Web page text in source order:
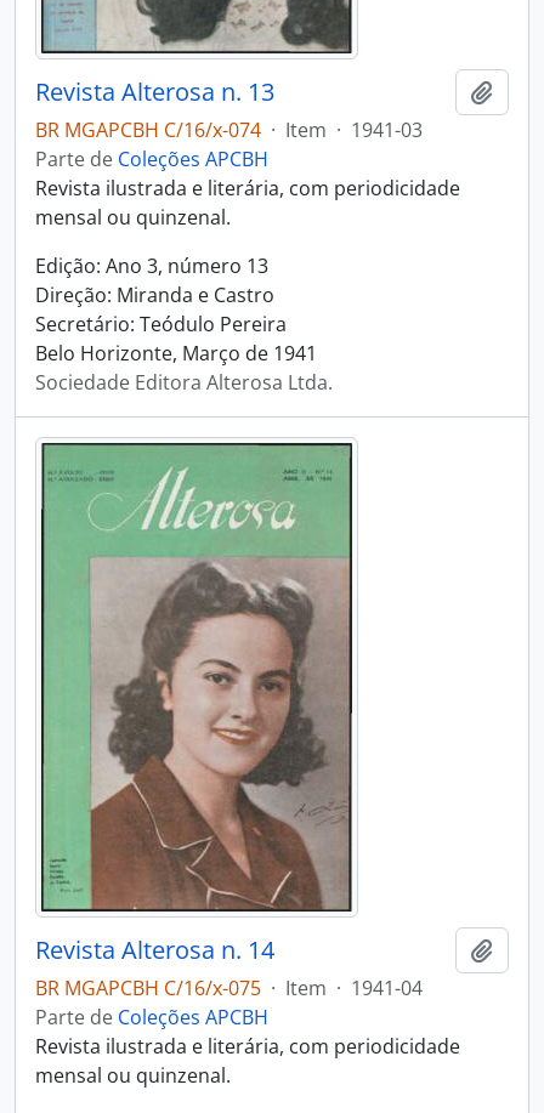
Revista Alterosa n. 13
BR MGAPCBH C/16/x-074 · Item · 1941-03
Parte de Coleções APCBH
Revista ilustrada e literária, com periodicidade
mensal ou quinzenal.
Edição: Ano 3, número 13
Direção: Miranda e Castro
Secretário: Teódulo Pereira
Belo Horizonte, Março de 1941
Sociedade Editora Alterosa Ltda.
Revista Alterosa n. 14
BR MGAPCBH C/16/x-075 · Item · 1941-04
Parte de Coleções APCBH
Revista ilustrada e literária, com periodicidade
mensal ou quinzenal.